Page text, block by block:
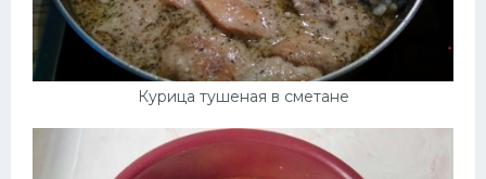
Курица тушеная в сметане